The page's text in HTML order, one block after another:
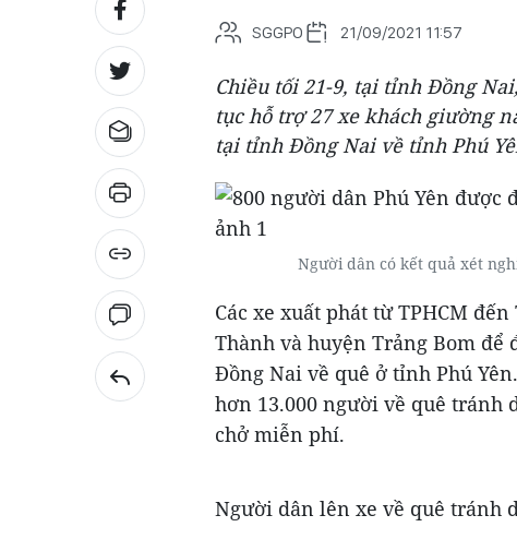
SGGPO 21/09/2021 11:57
Chiều tối 21-9, tại tỉnh Đồng
tục hỗ trợ 27 xe khách giường
tại tỉnh Đồng Nai về tỉnh Phú
Người dân có kết quả xét
Các xe xuất phát từ TPHCM
Thành và huyện Trảng Bom
Đồng Nai về quê ở tỉnh Phú
hơn 13.000 người về quê tránh
chở miễn phí.
Người dân lên xe về quê tránh